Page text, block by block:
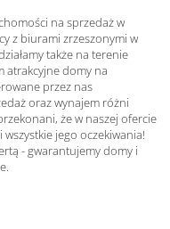
na sprzedaż w
z biurami zrzeszonymi w
także na terenie
atrakcyjne domy na
przez nas
oraz wynajem różni
że w naszej ofercie
jego oczekiwania!
- gwarantujemy domy i